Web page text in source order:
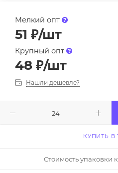
Мелкий опт
51 ₽/шт
Крупный опт
48 ₽/шт
Нашли дешевле?
КУПИТЬ В
Стоимость упаковки